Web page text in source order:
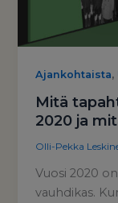
Ajankohtaista,
Mitä
2020 ja
Olli-Pekka
Vuosi 2020
vauhdikas.